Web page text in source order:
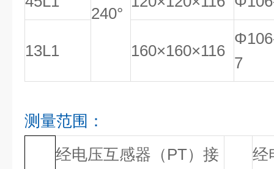
240°
13L1 160×160×116
7
测量范围：
经电压互感器（PT）接
经